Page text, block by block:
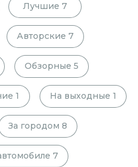
Лучшие 7
Авторские 7
Обзорные 5
1 На выходные 1
За городом 8
7